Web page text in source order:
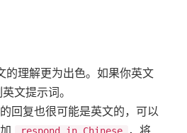
的理解更为出色。如果你英文
文提示词。
回复也很可能是英文的，可以
，将